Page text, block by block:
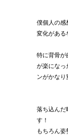
僕個人の感
変化がある
特に背骨が
が楽になっ
ンがかなり
落ち込んだ
す！
もちろん姿